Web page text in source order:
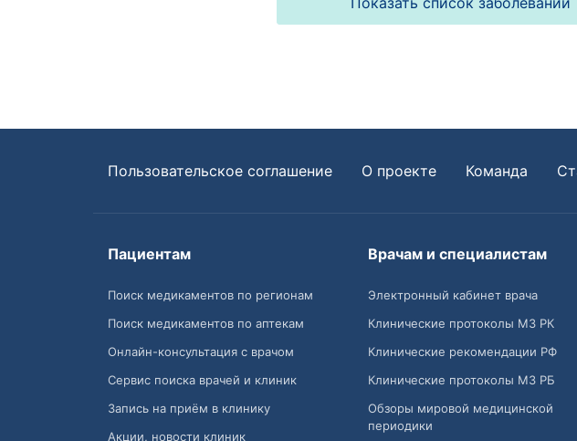
Пользовательское соглашение О проекте Команда
Пациентам
Поиск медикаментов по регионам
Поиск медикаментов по аптекам
Онлайн-консультация с врачом
Сервис поиска врачей и клиник
Запись на приём в клинику
Акции, новости клиник
Врачам и специалистам
Электронный кабинет врача
Клинические протоколы МЗ РК
Клинические рекомендации РФ
Клинические протоколы МЗ РБ
Обзоры мировой медицинской
периодики